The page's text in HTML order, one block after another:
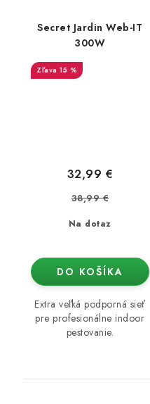
Secret Jardin Web-IT
300W
15 %
Na dotaz
32,99 €
38,99 €
DO KOŠÍKA
Extra veľká podporná sieť
pre profesionálne indoor
pestovanie.